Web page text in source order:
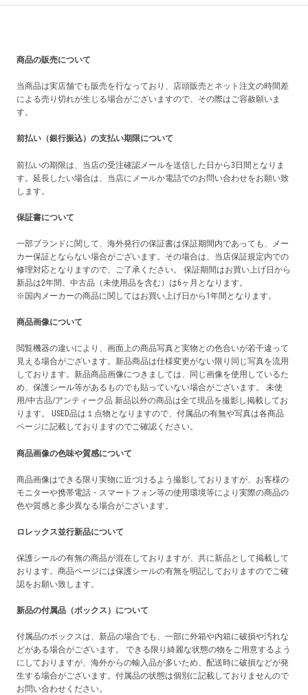
商品の販売について
当商品は実店舗でも販売を行なっており、店頭販売とネット注文の時間差
による売り切れが生じる場合がございますので、その際はご容赦願いま
す。
前払い（銀行振込）の支払い期限について
前払いの期限は、当店の受注確認メールを送信した日から3日間となりま
す。延長したい場合は、当店にメールか電話でのお問い合わせをお願い致
します。
保証書について
一部ブランドに関して、海外発行の保証書は保証期間内であっても、メー
カー保証とならない場合がございます。その場合は、当店保証規定内での
修理対応となりますので、ご了承ください。 保証期間はお買い上げ日から
新品は2年間、中古品（未使用品を含む）は6ヶ月となります。
※国内メーカーの商品に関してはお買い上げ日から1年間となります。
商品画像について
閲覧機器の違いにより、画面上の商品写真と実物との色合いが若干違って
見える場合がございます。新品商品は仕様変更がない限り同じ写真を流用
しております。新品商品画像につきましては、同じ画像を使用しているた
め、保護シール等があるものでも貼っていない場合がございます。 未使
用/中古品/アンティーク品 新品以外の商品は全て現品を撮影し掲載してお
ります。 USED品は１点物となりますので、付属品の有無や写真は各商品
ページに記載しておりますのでご確認ください。
商品画像の色味や質感について
商品画像はできる限り実物に近づけるよう撮影しておりますが、お客様の
モニターや携帯電話・スマートフォン等の使用環境等により実際の商品の
色や質感と多少異なる場合がございます。
ロレックス並行新品について
保護シールの有無の商品が混在しておりますが、共に新品として掲載して
おります。商品ページには保護シールの有無を明記しておりますのでご確
認をお願い致します。
新品の付属品（ボックス）について
付属品のボックスは、新品の場合でも、一部に外箱や内箱に破損や汚れな
どがある場合がございます。 できる限り綺麗な状態の物をご用意するよう
にしておりますが、海外からの輸入品が多いため、配送時に破損などが発
生する場合がございます。付属品の状態は個別に記載しておりませんので
お問い合わせください。